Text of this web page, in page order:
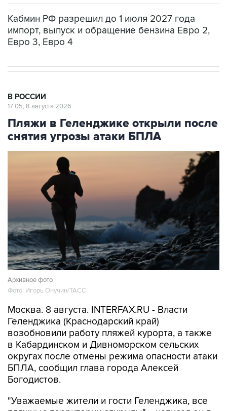
Кабмин РФ разрешил до 1 июля 2027 года
импорт, выпуск и обращение бензина Евро 2,
Евро 3, Евро 4
В РОССИИ
17:05, 8 августа 2026
Пляжи в Геленджике открыли после
снятия угрозы атаки БПЛА
Архивное фото
Фото: Игорь Онучин/ТАСС
Москва. 8 августа. INTERFAX.RU - Власти
Геленджика (Краснодарский край)
возобновили работу пляжей курорта, а также
в Кабардинском и Дивноморском сельских
округах после отмены режима опасности атаки
БПЛА, сообщил глава города Алексей
Богодистов.
"Уважаемые жители и гости Геленджика, все